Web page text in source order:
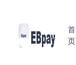
首
页